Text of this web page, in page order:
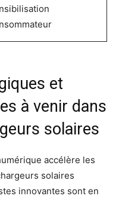
et
à venir dans
solaires
accélère les
solaires
innovantes sont en